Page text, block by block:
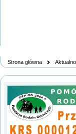
Strona główna